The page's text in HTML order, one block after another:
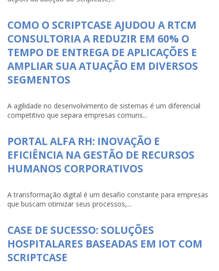
COMO O SCRIPTCASE AJUDOU A RTCM
CONSULTORIA A REDUZIR EM 60% O
TEMPO DE ENTREGA DE APLICAÇÕES E
AMPLIAR SUA ATUAÇÃO EM DIVERSOS
SEGMENTOS
A agilidade no desenvolvimento de sistemas é um diferencial
competitivo que separa empresas comuns...
PORTAL ALFA RH: INOVAÇÃO E
EFICIÊNCIA NA GESTÃO DE RECURSOS
HUMANOS CORPORATIVOS
A transformação digital é um desafio constante para empresas
que buscam otimizar seus processos,...
CASE DE SUCESSO: SOLUÇÕES
HOSPITALARES BASEADAS EM IOT COM
SCRIPTCASE